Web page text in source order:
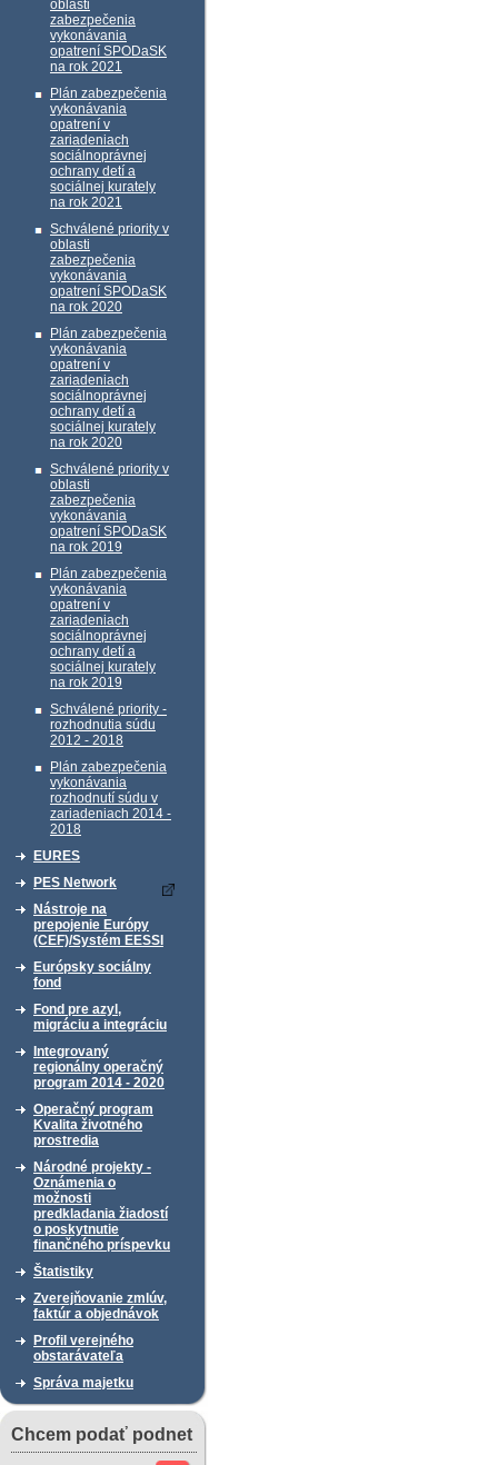
oblasti
zabezpečenia
vykonávania
opatrení SPODaSK
na rok 2021
Plán zabezpečenia
vykonávania
opatrení v
zariadeniach
sociálnoprávnej
ochrany detí a
sociálnej kurately
na rok 2021
Schválené priority v
oblasti
zabezpečenia
vykonávania
opatrení SPODaSK
na rok 2020
Plán zabezpečenia
vykonávania
opatrení v
zariadeniach
sociálnoprávnej
ochrany detí a
sociálnej kurately
na rok 2020
Schválené priority v
oblasti
zabezpečenia
vykonávania
opatrení SPODaSK
na rok 2019
Plán zabezpečenia
vykonávania
opatrení v
zariadeniach
sociálnoprávnej
ochrany detí a
sociálnej kurately
na rok 2019
Schválené priority -
rozhodnutia súdu
2012 - 2018
Plán zabezpečenia
vykonávania
rozhodnutí súdu v
zariadeniach 2014 -
2018
EURES
PES Network
Nástroje na
prepojenie Európy
(CEF)/Systém EESSI
Európsky sociálny
fond
Fond pre azyl,
migráciu a integráciu
Integrovaný
regionálny operačný
program 2014 - 2020
Operačný program
Kvalita životného
prostredia
Národné projekty -
Oznámenia o
možnosti
predkladania žiadostí
o poskytnutie
finančného príspevku
Štatistiky
Zverejňovanie zmlúv,
faktúr a objednávok
Profil verejného
obstarávateľa
Správa majetku
Chcem podať podnet